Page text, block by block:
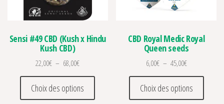
Sensi #49 CBD (Kush x Hindu
Kush CBD)
22,00€ – 68,00€Plage de prix : 22,00€ à 68,00€
Choix des options
Ce produit a plusieurs variations. Les
CBD Royal Medic Royal
Queen seeds
6,00€ – 45,00€Plage de prix
Choix des options
Ce